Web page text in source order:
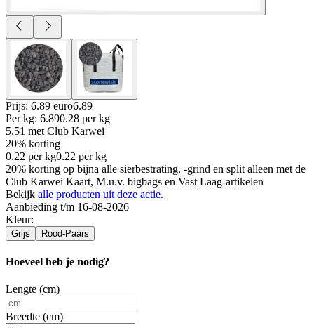
Prijs: 6.89 euro6.89
Per kg: 6.890.28 per kg
5.51 met Club Karwei
20% korting
0.22 per kg0.22 per kg
20% korting op bijna alle sierbestrating, -grind en split alleen met de
Club Karwei Kaart, M.u.v. bigbags en Vast Laag-artikelen
Bekijk alle producten uit deze actie.
Aanbieding t/m 16-08-2026
Kleur:
Grijs Rood-Paars
Hoeveel heb je nodig?
Lengte (cm)
Breedte (cm)